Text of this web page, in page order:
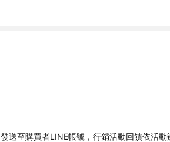
送至購買者LINE帳號，行銷活動回饋依活動